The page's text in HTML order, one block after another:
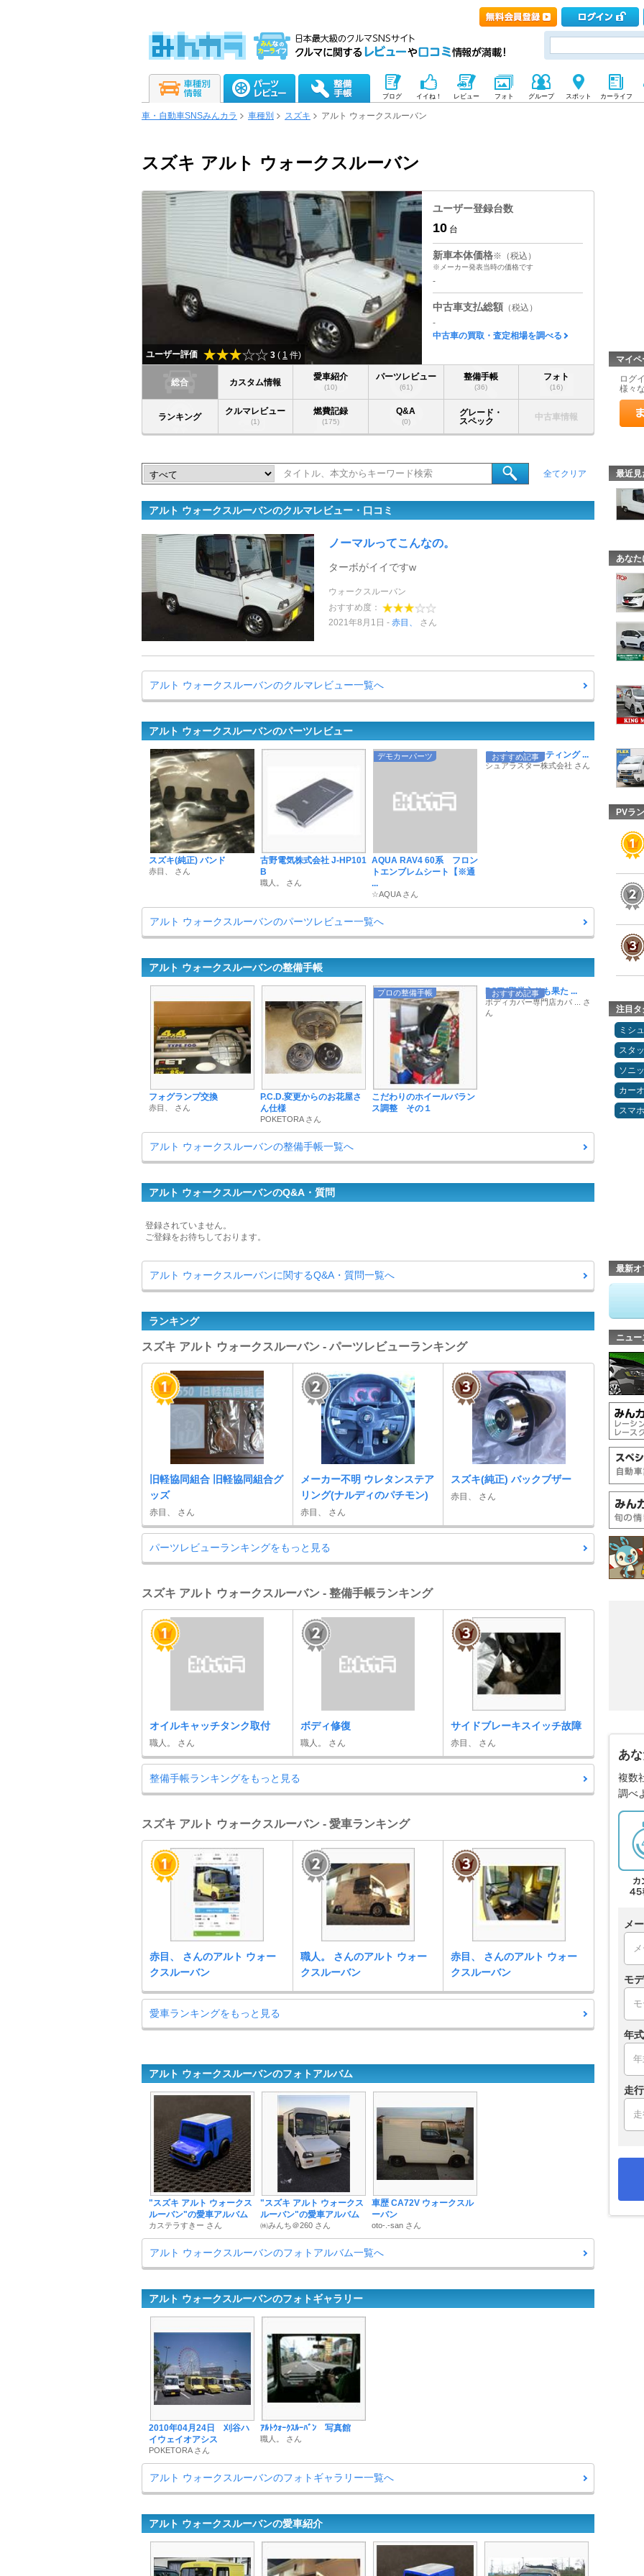
ブログ イイね！ レビュー フォト グループ スポット カーライフ
車・自動車SNSみんカラ 車種別 スズキ アルト ウォークスルーバン
スズキ アルト ウォークスルーバン
ユーザー評価 3 ( 1 件)
ユーザー登録台数
10 台
新車本体価格※（税込）
※メーカー発表当時の価格です
-
中古車支払総額 （税込）
-
中古車の買取・査定相場を調べる
総合 カスタム情報
愛車紹介
(10)
パーツレビュー
(61)
整備手帳
(36)
フォト
(16)
ランキング
クルマレビュー
(1)
燃費記録
(175)
Q&A
(0)
グレード・
スペック
中古車情報
全てクリア
アルト ウォークスルーバンのクルマレビュー・口コミ
ノーマルってこんなの。
ターボがイイですw
ウォークスルーバン
おすすめ度：
2021年8月1日
赤目、 さん
アルト ウォークスルーバンのクルマレビュー一覧へ
アルト ウォークスルーバンのパーツレビュー
スズキ(純正) バンド
赤目、 さん
古野電気株式会社 J-HP101
B
職人。 さん
デモカーパーツ
AQUA RAV4 60系 フロン
トエンブレムシート【※通
...
☆AQUA さん
おすすめ記事
ワックスやコーティング ...
シュアラスター株式会社 さん
アルト ウォークスルーバンのパーツレビュー一覧へ
アルト ウォークスルーバンの整備手帳
フォグランプ交換
赤目、 さん
P.C.D.変更からのお花屋さ
ん仕様
POKETORA さん
プロの整備手帳
こだわりのホイールバラン
ス調整 その１
おすすめ記事
POTY殿堂入りも果た ...
ボディカバー専門店カバ ... さ
ん
アルト ウォークスルーバンの整備手帳一覧へ
アルト ウォークスルーバンのQ&A・質問
登録されていません。
ご登録をお待ちしております。
アルト ウォークスルーバンに関するQ&A・質問一覧へ
ランキング
スズキ アルト ウォークスルーバン - パーツレビューランキング
旧軽協同組合 旧軽協同組合グ
ッズ
赤目、 さん
メーカー不明 ウレタンステア
リング(ナルディのパチモン)
赤目、 さん
スズキ(純正) バックブザー
赤目、 さん
パーツレビューランキングをもっと見る
スズキ アルト ウォークスルーバン - 整備手帳ランキング
オイルキャッチタンク取付
職人。 さん
ボディ修復
職人。 さん
サイドブレーキスイッチ故障
赤目、 さん
整備手帳ランキングをもっと見る
スズキ アルト ウォークスルーバン - 愛車ランキング
赤目、 さんのアルト ウォー
クスルーバン
職人。 さんのアルト ウォー
クスルーバン
赤目、 さんのアルト ウォー
クスルーバン
愛車ランキングをもっと見る
アルト ウォークスルーバンのフォトアルバム
"スズキ アルト ウォークス
ルーバン"の愛車アルバム
カステラすきー さん
"スズキ アルト ウォークス
ルーバン"の愛車アルバム
㈱みんち＠260 さん
車歴 CA72V ウォークスル
ーバン
oto-.-san さん
アルト ウォークスルーバンのフォトアルバム一覧へ
アルト ウォークスルーバンのフォトギャラリー
2010年04月24日 刈谷ハ
イウェイオアシス
POKETORA さん
ｱﾙﾄｳｫｰｸｽﾙｰﾊﾞﾝ 写真館
職人。 さん
アルト ウォークスルーバンのフォトギャラリー一覧へ
アルト ウォークスルーバンの愛車紹介
マイ
ログ
様々
最近見
あなた
PVラ
注目タ
ミシ
スタ
ソニ
カー
スマ
最新オ
ニュー
あ
複数
調べ
メ
モ
年式
走